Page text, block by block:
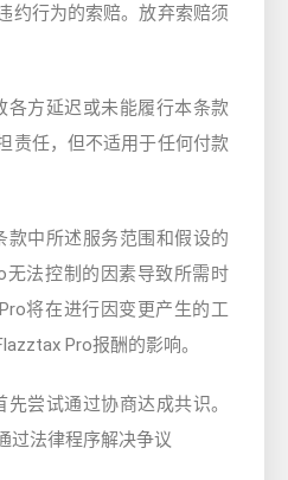
约行为的索赔。放弃索赔须
各方延迟或未能履行本条款
责任，但不适用于任何付款
款中所述服务范围和假设的
无法控制的因素导致所需时
将在进行因变更产生的工
Pro报酬的影响。
尝试通过协商达成共识。
过法律程序解决争议